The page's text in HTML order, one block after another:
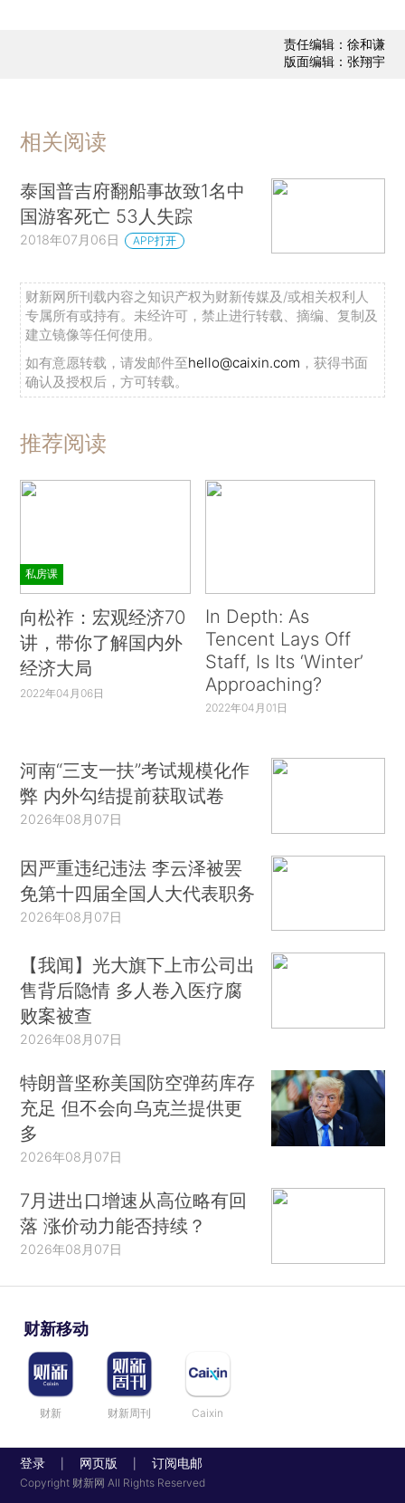
责任编辑：徐和谦
版面编辑：张翔宇
相关阅读
泰国普吉府翻船事故致1名中
国游客死亡 53人失踪
2018年07月06日 APP打开
财新网所刊载内容之知识产权为财新传媒及/或相关权利人
专属所有或持有。未经许可，禁止进行转载、摘编、复制及
建立镜像等任何使用。
如有意愿转载，请发邮件至hello@caixin.com ，获得书面
确认及授权后，方可转载。
推荐阅读
私房课
向松祚：宏观经济70
讲，带你了解国内外
经济大局
2022年04月06日
In Depth: As
Tencent Lays Off
Staff, Is Its ‘Winter’
Approaching?
2022年04月01日
河南“三支一扶”考试规模化作
弊 内外勾结提前获取试卷
2026年08月07日
因严重违纪违法 李云泽被罢
免第十四届全国人大代表职务
2026年08月07日
【我闻】光大旗下上市公司出
售背后隐情 多人卷入医疗腐
败案被查
2026年08月07日
特朗普坚称美国防空弹药库存
充足 但不会向乌克兰提供更
多
2026年08月07日
7月进出口增速从高位略有回
落 涨价动力能否持续？
2026年08月07日
财新移动
财新 财新周刊 Caixin
登录 网页版 订阅电邮
Copyright 财新网 All Rights Reserved